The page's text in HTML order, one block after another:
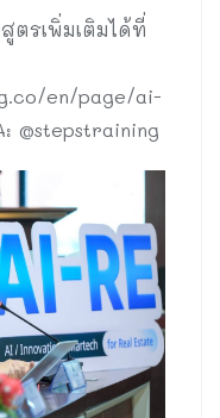
ตรเพิ่มเติมได้ที่
en/page/ai-
@stepstraining